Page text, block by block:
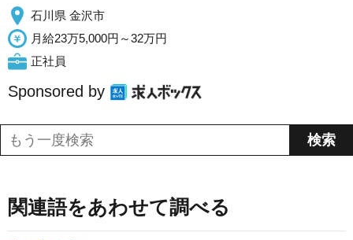
石川県 金沢市
月給23万5,000円～32万円
正社員
Sponsored by
関連語をあわせて調べる